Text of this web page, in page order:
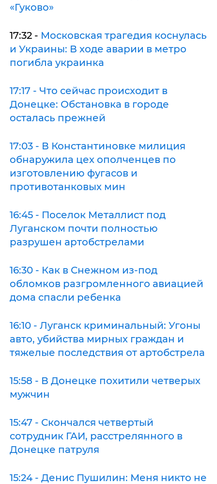
«Гуково»
17:32 - Московская трагедия коснулась
и Украины: В ходе аварии в метро
погибла украинка
17:17 - Что сейчас происходит в
Донецке: Обстановка в городе
осталась прежней
17:03 - В Константиновке милиция
обнаружила цех ополченцев по
изготовлению фугасов и
противотанковых мин
16:45 - Поселок Металлист под
Луганском почти полностью
разрушен артобстрелами
16:30 - Как в Снежном из-под
обломков разгромленного авиацией
дома спасли ребенка
16:10 - Луганск криминальный: Угоны
авто, убийства мирных граждан и
тяжелые последствия от артобстрела
15:58 - В Донецке похитили четверых
мужчин
15:47 - Скончался четвертый
сотрудник ГАИ, расстрелянного в
Донецке патруля
15:24 - Денис Пушилин: Меня никто не